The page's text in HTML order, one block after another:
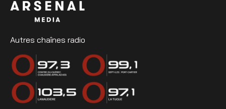
Autres chaînes radio